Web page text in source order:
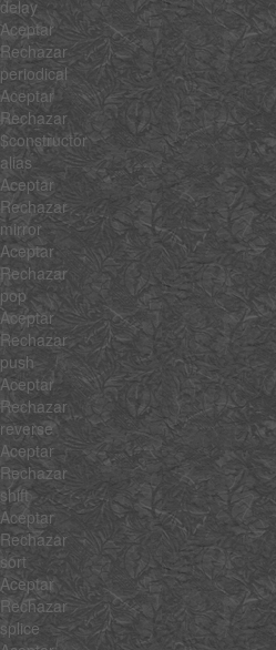
delay
Aceptar
Rechazar
periodical
Aceptar
Rechazar
$constructor
alias
Aceptar
Rechazar
mirror
Aceptar
Rechazar
pop
Aceptar
Rechazar
push
Aceptar
Rechazar
reverse
Aceptar
Rechazar
shift
Aceptar
Rechazar
sort
Aceptar
Rechazar
splice